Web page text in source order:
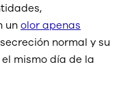
un olor apenas
normal y su
mismo día de la